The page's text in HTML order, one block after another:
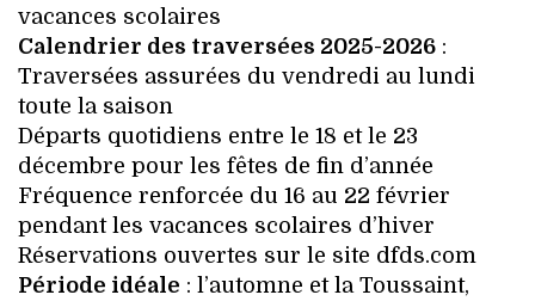
vacances scolaires
Calendrier des traversées 2025-2026 :
Traversées assurées du vendredi au lundi
toute la saison
Départs quotidiens entre le 18 et le 23
décembre pour les fêtes de fin d’année
Fréquence renforcée du 16 au 22 février
pendant les vacances scolaires d’hiver
Réservations ouvertes sur le site dfds.com
Période idéale : l’automne et la Toussaint,